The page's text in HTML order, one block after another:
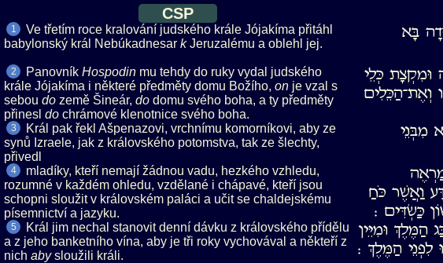
CSP
1
Ve třetím roce kralování judského krále Jójakíma přitáhl
babylonský král Nebúkadnesar
Jeruzalému a oblehl jej.
בָּא
2 Panovník
mu tehdy do ruky vydal judského
krále Jójakíma i některé předměty domu Božího,
je vzal s
sebou
země Šineár,
domu svého boha, a ty předměty
přinesl
chrámové klenotnice svého boha.
וּמִקְצָת כְּלֵי
וְאֶת־הַכֵּלִים
3
Král pak řekl Ašpenazovi, vrchnímu komorníkovi, aby ze
synů Izraele, jak z královského potomstva, tak ze šlechty,
přivedl
מִבְּנֵי
4
mladíky, kteří nemají žádnou vadu, hezkého vzhledu,
rozumné v každém ohledu, vzdělané i chápavé, kteří jsou
schopni sloužit v královském paláci a učit se chaldejskému
písemnictví a jazyku.
וַאֲשֶׁר כֹּחַ
כַּשְׂדִּים ׃
5
Král jim nechal stanovit denní dávku z královského přídělu
a z jeho banketního vína, aby je tři roky vychovával a někteří z
nich
sloužili králi.
הַמֶּלֶךְ וּמִיֵּין
לִפְנֵי הַמֶּלֶךְ ׃